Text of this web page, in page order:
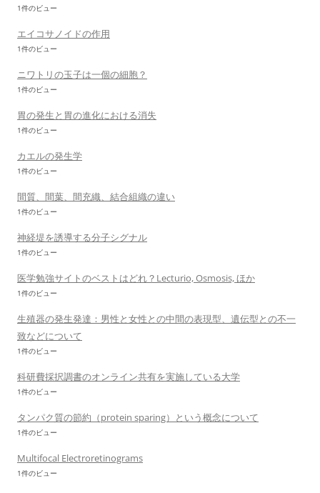
1件のビュー
エイコサノイドの作用
1件のビュー
ニワトリの玉子は一個の細胞？
1件のビュー
胃の発生と胃の進化における消失
1件のビュー
カエルの発生学
1件のビュー
間質、間葉、間充織、結合組織の違い
1件のビュー
神経堤を誘導する分子シグナル
1件のビュー
医学勉強サイトのベストはどれ？Lecturio, Osmosis, ほか
1件のビュー
生殖器の発生発達：男性と女性との中間の表現型、遺伝型との不一
致などについて
1件のビュー
科研費採択調書のオンライン共有を実施している大学
1件のビュー
タンパク質の節約（protein sparing）という概念について
1件のビュー
Multifocal Electroretinograms
1件のビュー